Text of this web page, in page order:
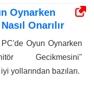
Oynarken
Onarılır
Oyun Oynarken
Gecikmesini"
yollarından bazıları.